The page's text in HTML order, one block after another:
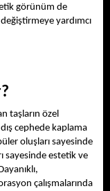
görünüm de
yardımcı
taşların özel
cephede kaplama
oluşları sayesinde
sayesinde estetik ve
çalışmalarında